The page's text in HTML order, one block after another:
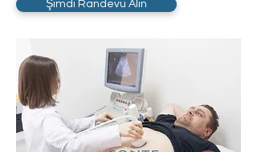
Şimdi Randevu Alın